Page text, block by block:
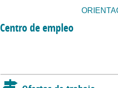
Centro de empleo